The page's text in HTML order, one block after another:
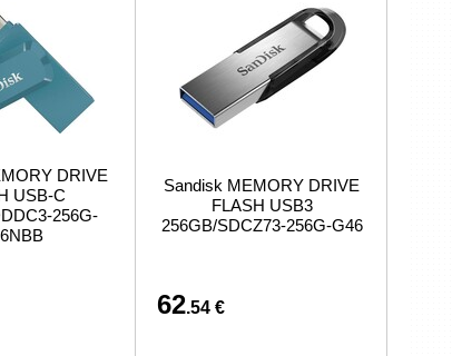
DRIVE
USB-C
256G-
Sandisk MEMORY DRIVE
FLASH USB3
256GB/SDCZ73-256G-G46
62.54 €